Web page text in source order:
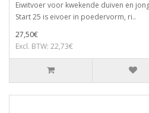
Eiwitvoer voor kwekende duiven en
Start 25 is eivoer in poedervorm, ri..
27,50€
Excl. BTW: 22,73€